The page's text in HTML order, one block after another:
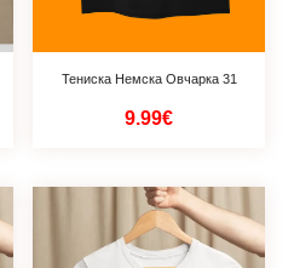
Тениска Немска Овчарка 31
9.99€